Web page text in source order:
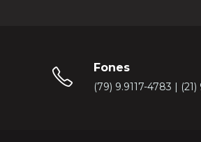
Fones
(79) 9.9117-4783 |